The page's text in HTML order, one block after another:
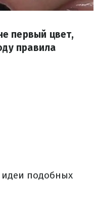
первый цвет,
правила
идеи подобных